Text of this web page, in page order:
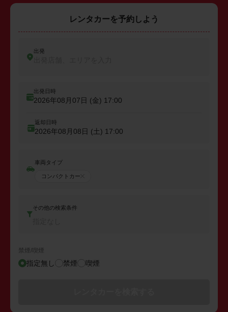
レンタカーを予約しよう
出発
出発日時
2026年08月07日 (金) 17:00
返却日時
2026年08月08日 (土) 17:00
車両タイプ
コンパクトカー
その他の検索条件
禁煙/喫煙
指定無し 禁煙 喫煙